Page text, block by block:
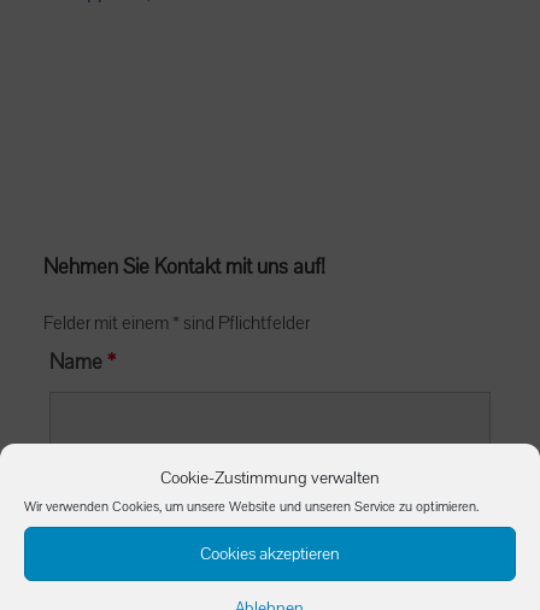
Cookie-Zustimmung verwalten
Wir verwenden Cookies, um unsere Website und unseren Service zu optimieren.
Cookies akzeptieren
Nehmen Sie Kontakt mit uns auf!
Felder mit einem * sind Pflichtfelder
Name*
Email*